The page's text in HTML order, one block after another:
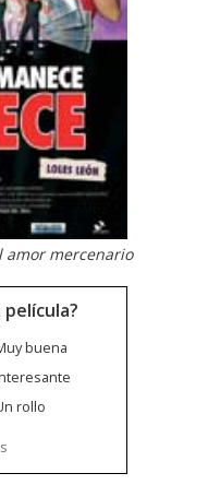
amor mercenario
buena
rollo